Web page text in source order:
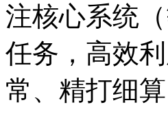
注核心系统
任务，高效
常、精打细